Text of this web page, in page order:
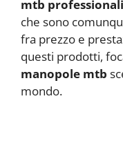
mtb professionali
che sono
fra prezzo e
questi prodotti,
manopole mtb
mondo.